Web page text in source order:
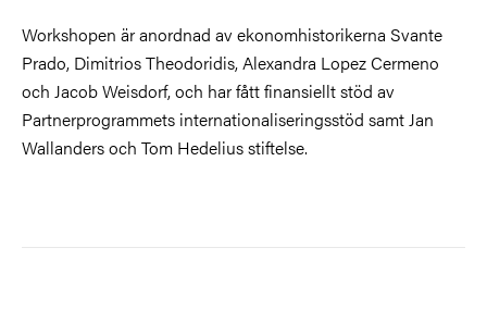
Workshopen är anordnad av ekonomhistorikerna Svante
Prado, Dimitrios Theodoridis, Alexandra Lopez Cermeno
och Jacob Weisdorf, och har fått finansiellt stöd av
Partnerprogrammets internationaliseringsstöd samt Jan
Wallanders och Tom Hedelius stiftelse.